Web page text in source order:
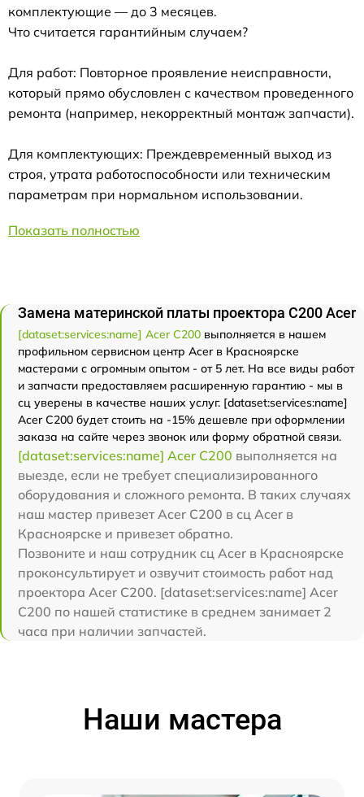
комплектующие — до 3 месяцев.
Что считается гарантийным случаем?
Для работ: Повторное проявление неисправности,
который прямо обусловлен с качеством проведенного
ремонта (например, некорректный монтаж запчасти).
Для комплектующих: Преждевременный выход из
строя, утрата работоспособности или техническим
параметрам при нормальном использовании.
Показать полностью
Замена материнской платы проектора C200 Acer
[dataset:services:name] Acer C200 выполняется в нашем
профильном сервисном центр Acer в Красноярске
мастерами с огромным опытом - от 5 лет. На все виды работ
и запчасти предоставляем расширенную гарантию - мы в
сц уверены в качестве наших услуг. [dataset:services:name]
Acer C200 будет стоить на -15% дешевле при оформлении
заказа на сайте через звонок или форму обратной связи.
[dataset:services:name] Acer C200 выполняется на
выезде, если не требует специализированного
оборудования и сложного ремонта. В таких случаях
наш мастер привезет Acer C200 в сц Acer в
Красноярске и привезет обратно.
Позвоните и наш сотрудник сц Acer в Красноярске
проконсультирует и озвучит стоимость работ над
проектора Acer C200. [dataset:services:name] Acer
C200 по нашей статистике в среднем занимает 2
часа при наличии запчастей.
Наши мастера